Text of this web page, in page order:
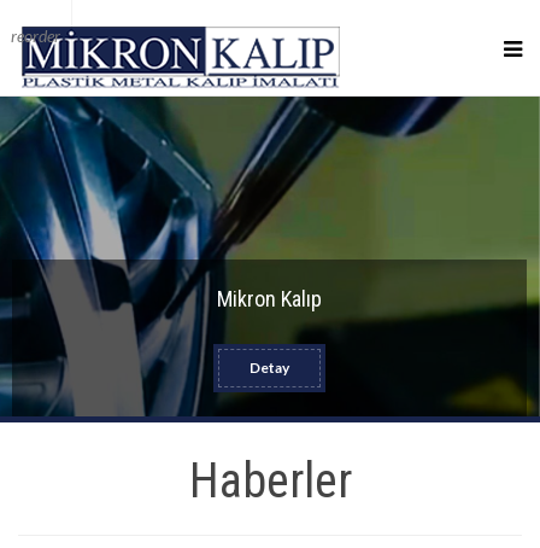
reorder
Mikron Kalıp
Detay
Haberler